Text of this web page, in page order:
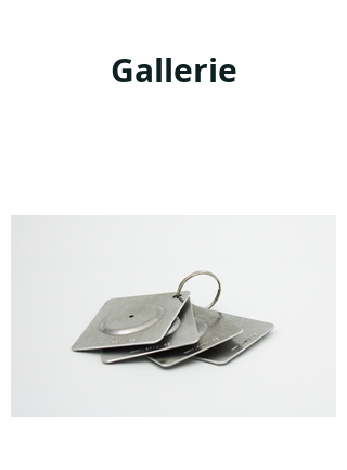
Gallerie